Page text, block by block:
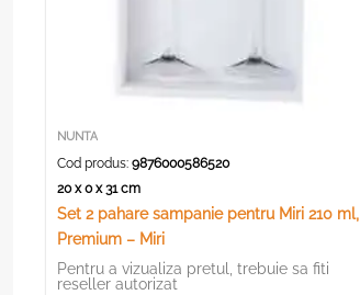
NUNTA
Cod produs:9876000586520
20 x 0 x 31 cm
Set 2 pahare sampanie pentru Miri 210 ml,
Premium – Miri
Pentru a vizualiza pretul, trebuie sa fiti
reseller autorizat